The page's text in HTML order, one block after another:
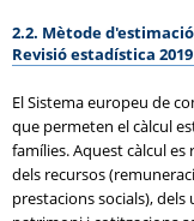
2.2. Mètode
Revisió estadística 2019
El Sistema europeu de
que permeten el càlcul
famílies. Aquest càlcul
dels recursos
prestacions socials),